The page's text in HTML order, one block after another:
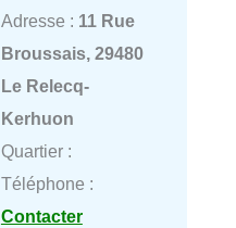
Adresse : 11 Rue
Broussais, 29480
Le Relecq-
Kerhuon
Quartier :
Téléphone :
Contacter